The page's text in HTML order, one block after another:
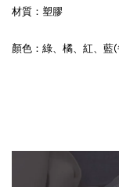
材質：塑膠
顏色：綠、橘、紅、藍